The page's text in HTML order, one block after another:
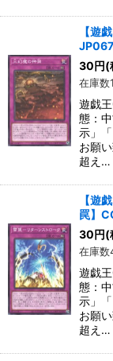
【遊
JP067
30円(
在庫数
遊戯
態：
示」
お願
超え…
【遊
罠】
30円(
在庫数
遊戯
態：
示」
お願
超え…